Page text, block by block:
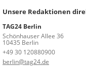
Unsere Redaktionen
TAG24 Berlin
Schönhauser Allee 36
10435 Berlin
+49 30 120880900
berlin@tag24.de